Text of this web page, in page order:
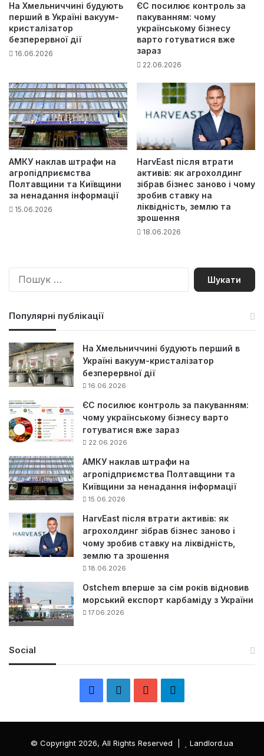
На Хмельниччині будують
перший в Україні вакуум-
кристалізатор
безперервної дії
16.06.2026
ЄС посилює контроль за
пакуванням: чому
українському бізнесу
варто готуватися вже
зараз
22.06.2026
АМКУ наклав штрафи на
агропідприємства
Полтавщини та Київщини
за ненадання інформації
15.06.2026
HarvEast після втрати
активів: як агрохолдинг
зібрав бізнес заново і чому
зробив ставку на
ліквідність, землю та
зрошення
18.06.2026
П
Популярні публікації
На Хмельниччині будують перший в
Україні вакуум-кристалізатор
безперервної дії
16.06.2026
ЄС посилює контроль за пакуванням:
чому українському бізнесу варто
готуватися вже зараз
22.06.2026
АМКУ наклав штрафи на
агропідприємства Полтавщини та
Київщини за ненадання інформації
15.06.2026
HarvEast після втрати активів: як
агрохолдинг зібрав бізнес заново і
чому зробив ставку на ліквідність,
землю та зрошення
18.06.2026
Ostchem вперше за сім років відновив
морський експорт карбаміду з України
17.06.2026
Social
л
© Copyright 2026, All Rights Reserved | Landlord.ua